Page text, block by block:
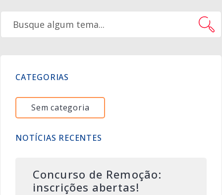
CATEGORIAS
Sem categoria
NOTÍCIAS RECENTES
Concurso de Remoção:
inscrições abertas!